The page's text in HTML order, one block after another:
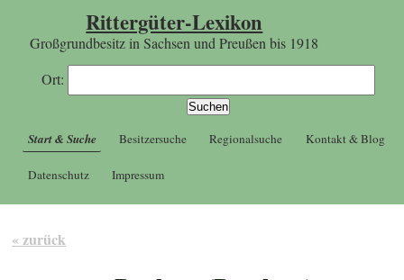
Rittergüter-Lexikon
Großgrundbesitz in Sachsen und Preußen bis 1918
Ort:
Start & Suche Besitzersuche Regionalsuche Kontakt & Blog
Datenschutz Impressum
« zurück